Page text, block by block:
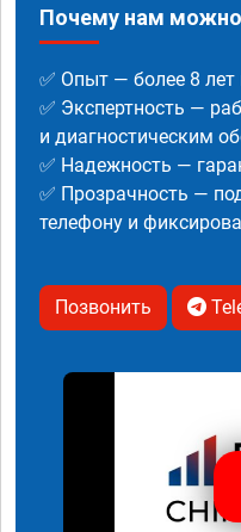
Почему нам
✅ Опыт — более 8
✅ Экспертность —
и диагностическим
✅ Надежность —
✅ Прозрачность —
телефону и
Позвонить